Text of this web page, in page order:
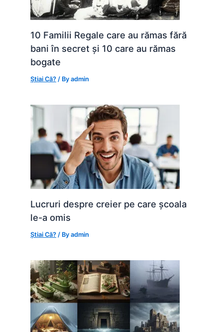
10 Familii Regale care au rămas fără
bani în secret și 10 care au rămas
bogate
Știai Că? / Byadmin
Lucruri despre creier pe care școala
le-a omis
Știai Că? / Byadmin